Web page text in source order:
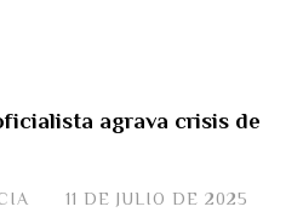
agrava crisis de
11 DE JULIO DE 2025